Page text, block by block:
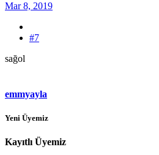
Mar 8, 2019
#7
sağol
emmyayla
Yeni Üyemiz
Kayıtlı Üyemiz